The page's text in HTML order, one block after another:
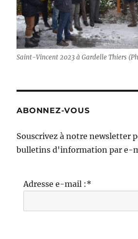
Saint-Vincent 2023 à Gardelle Thiers
ABONNEZ-VOUS
Souscrivez à notre newsletter
bulletins d'information par e-
Adresse e-mail :*